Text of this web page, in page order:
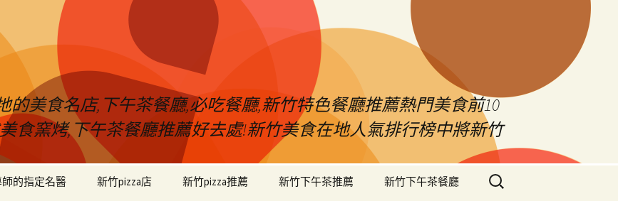
的美食名店,下午茶餐廳,必吃餐廳,新竹特色餐廳推薦熱門美食前10
食窯烤,下午茶餐廳推薦好去處!新竹美食在地人氣排行榜中將新竹
的指定名醫 新竹pizza店 新竹pizza推薦 新竹下午茶推薦 新竹下午茶餐廳
搜
尋